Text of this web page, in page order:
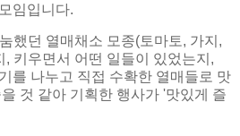
임입니다.
했던 열매채소 모종(토마토, 가지,
, 키우면서 어떤 일들이 있었는지,
를 나누고 직접 수확한 열매들로 맛
것 같아 기획한 행사가 '맛있게 즐